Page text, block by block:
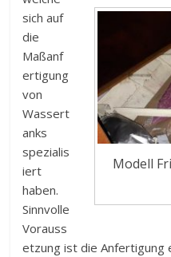
Modell
sich auf
die
Maßanf
ertigung
von
Wassert
anks
spezialis
iert
haben.
Sinnvolle
Vorauss
etzung ist die Anfertigung